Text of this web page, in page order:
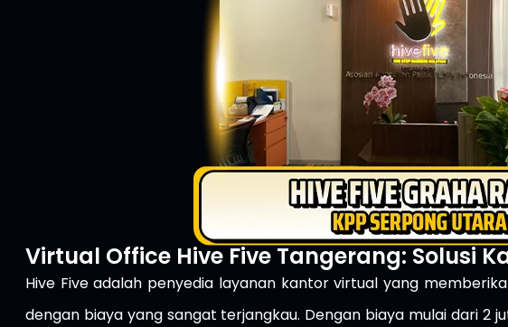
Virtual Office Hive Five Tangerang: Solusi
Hive Five adalah penyedia layanan kantor virtual yang
dengan biaya yang sangat terjangkau. Dengan biaya mulai dari 2